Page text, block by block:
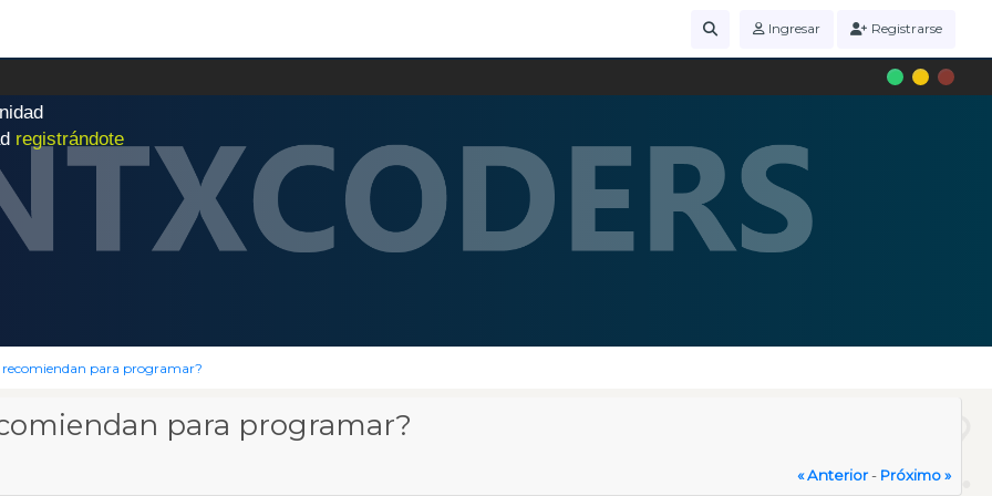
Ingresar Registrarse
nidad
registrándote
recomiendan para programar?
para programar?
« Anterior- Próximo »